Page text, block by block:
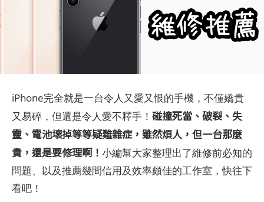
iPhone完全就是一台令人又愛又恨的手機，不僅嬌貴
又易碎，但還是令人愛不釋手！ 碰撞死當、破裂、失
靈、電池壞掉等等疑難雜症，雖然煩人，但一台那麼
貴，還是要修理啊！ 小編幫大家整理出了維修前必知的
問題、以及推薦幾間信用及效率頗佳的工作室，快往下
看吧！